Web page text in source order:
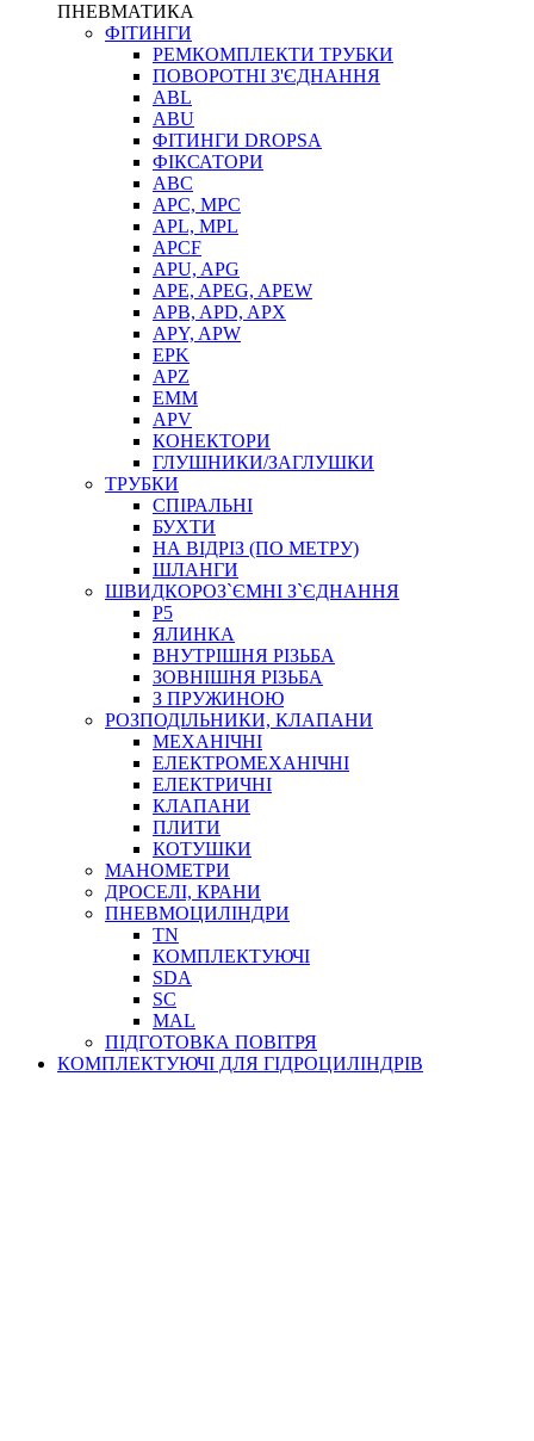
ПНЕВМАТИКА
ФІТИНГИ
РЕМКОМПЛЕКТИ ТРУБКИ
ПОВОРОТНІ З'ЄДНАННЯ
ABL
ABU
ФІТИНГИ DROPSA
ФІКСАТОРИ
ABC
APC, MPC
APL, MPL
APCF
APU, APG
APE, APEG, APEW
APB, APD, APX
APY, APW
EPK
APZ
EMM
APV
КОНЕКТОРИ
ГЛУШНИКИ/ЗАГЛУШКИ
ТРУБКИ
СПІРАЛЬНІ
БУХТИ
НА ВІДРІЗ (ПО МЕТРУ)
ШЛАНГИ
ШВИДКОРОЗ`ЄМНІ З`ЄДНАННЯ
P5
ЯЛИНКА
ВНУТРІШНЯ РІЗЬБА
ЗОВНІШНЯ РІЗЬБА
З ПРУЖИНОЮ
РОЗПОДІЛЬНИКИ, КЛАПАНИ
МЕХАНІЧНІ
ЕЛЕКТРОМЕХАНІЧНІ
ЕЛЕКТРИЧНІ
КЛАПАНИ
ПЛИТИ
КОТУШКИ
МАНОМЕТРИ
ДРОСЕЛІ, КРАНИ
ПНЕВМОЦИЛІНДРИ
TN
КОМПЛЕКТУЮЧІ
SDA
SC
MAL
ПІДГОТОВКА ПОВІТРЯ
КОМПЛЕКТУЮЧІ ДЛЯ ГІДРОЦИЛІНДРІВ